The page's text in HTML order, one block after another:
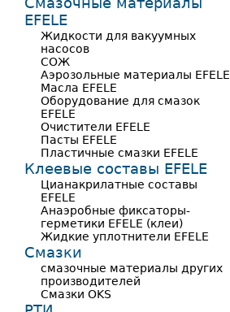
EFELE
Жидкости для вакуумных
насосов
СОЖ
Аэрозольные материалы EFELE
Масла EFELE
Оборудование для смазок
EFELE
Очистители EFELE
Пасты EFELE
Пластичные смазки EFELE
Клеевые составы EFELE
Цианакрилатные составы
EFELE
Анаэробные фиксаторы-
герметики EFELE (клеи)
Жидкие уплотнители EFELE
Смазки
смазочные материалы других
производителей
Смазки OKS